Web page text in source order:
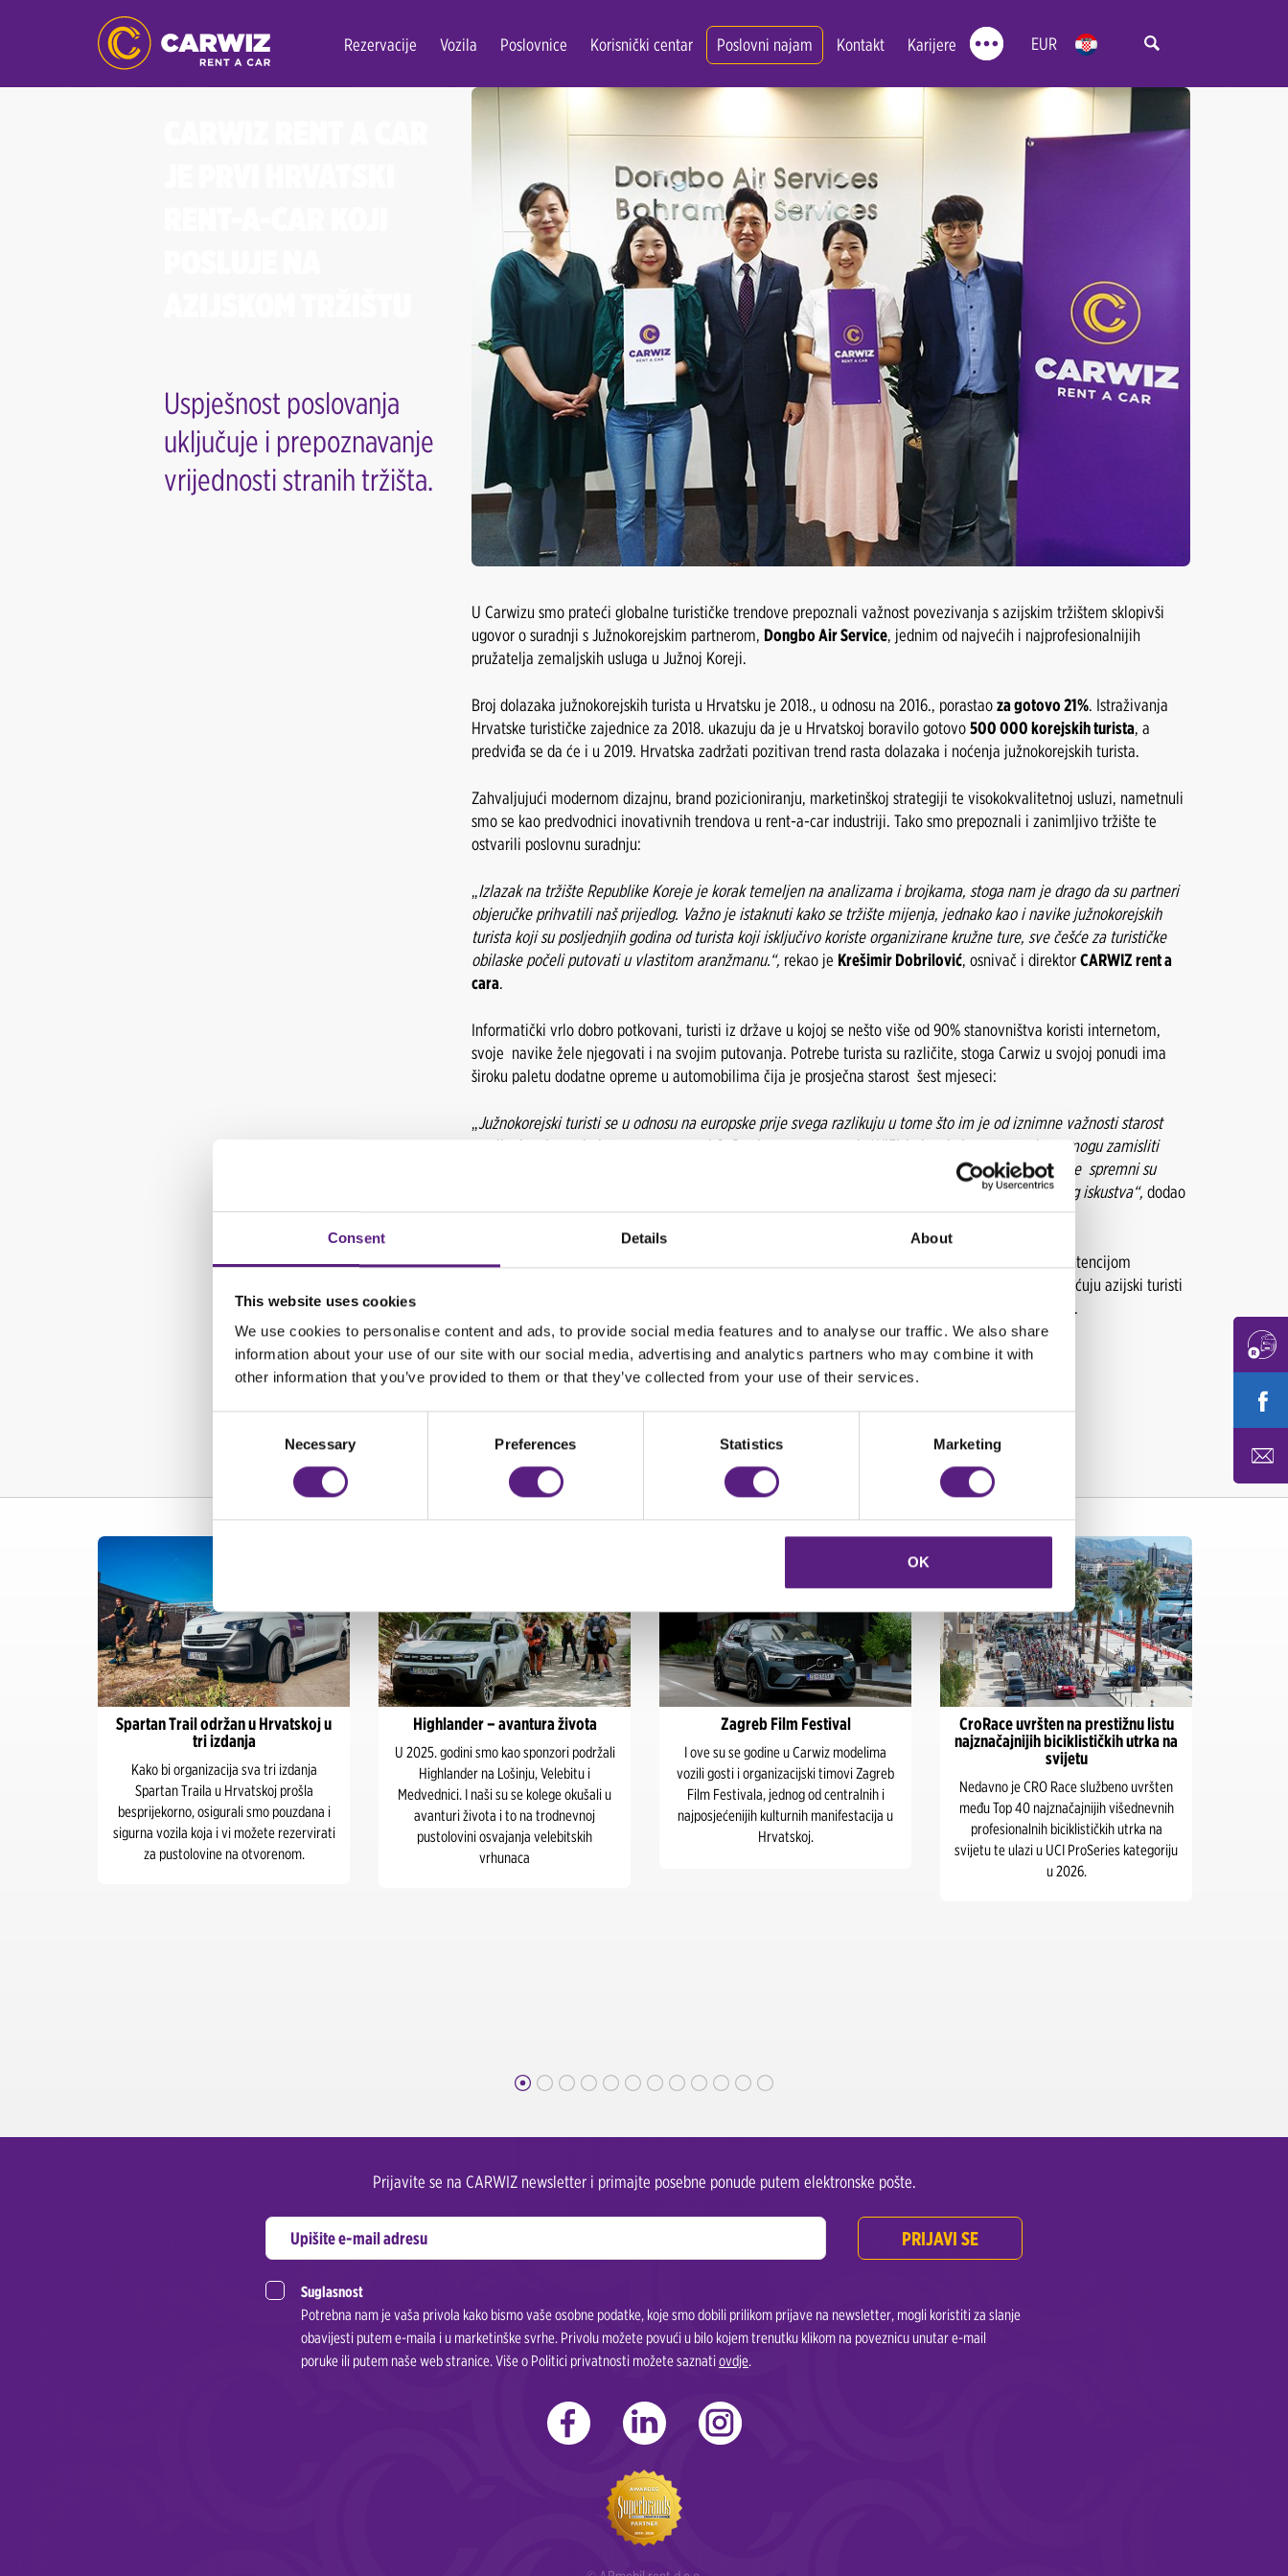
Consent Details About
This website uses cookies
We use cookies to personalise content and ads, to provide social media features and to analyse our traffic. We also share
information about your use of our site with our social media, advertising and analytics partners who may combine it with
other information that you’ve provided to them or that they’ve collected from your use of their services.
Necessary Preferences Statistics Marketing
OK
Rezervacije Vozila Poslovnice Korisnički centar Poslovni najam Kontakt Karijere EUR
Uspješnost poslovanja
uključuje i prepoznavanje
vrijednosti stranih tržišta.
U Carwizu smo prateći globalne turističke trendove prepoznali važnost povezivanja s azijskim tržištem sklopivši
ugovor o suradnji s Južnokorejskim partnerom, Dongbo Air Service, jednim od najvećih i najprofesionalnijih
pružatelja zemaljskih usluga u Južnoj Koreji.
Broj dolazaka južnokorejskih turista u Hrvatsku je 2018., u odnosu na 2016., porastaoza gotovo 21%. Istraživanja
Hrvatske turističke zajednice za 2018. ukazuju da je u Hrvatskoj boravilo gotovo500 000 korejskih turista, a
predviđa se da će i u 2019. Hrvatska zadržati pozitivan trend rasta dolazaka i noćenja južnokorejskih turista.
Zahvaljujući modernom dizajnu, brand pozicioniranju, marketinškoj strategiji te visokokvalitetnoj usluzi, nametnuli
smo se kao predvodnici inovativnih trendova u rent-a-car industriji. Tako smo prepoznali i zanimljivo tržište te
ostvarili poslovnu suradnju:
„Izlazak na tržište Republike Koreje je korak temeljen na analizama i brojkama, stoga nam je drago da su partneri
objeručke prihvatili naš prijedlog. Važno je istaknuti kako se tržište mijenja, jednako kao i navike južnokorejskih
turista koji su posljednjih godina od turista koji isključivo koriste organizirane kružne ture, sve češće za turističke
obilaske počeli putovati u vlastitom aranžmanu.“, rekao je Krešimir Dobrilović, osnivač i direktorCARWIZ rent a
cara.
Informatički vrlo dobro potkovani, turisti iz države u kojoj se nešto više od 90% stanovništva koristi internetom,
svoje navike žele njegovati i na svojim putovanja. Potrebe turista su različite, stoga Carwiz u svojoj ponudi ima
široku paletu dodatne opreme u automobilima čija je prosječna starost šest mjeseci:
„Južnokorejski turisti se u odnosu na europske prije svega razlikuju u tome što im je od iznimne važnosti starost
vozila, kao i sva dodatna oprema – od GoPro kamere pa sve do WiFi-ja bez kojeg gotovo da ne mogu zamisliti
život i putovanje. U odnosu na europske turiste, korejski su cjenovno manje osjetljivi i samim time spremni su
izdvojiti veći budžet kako bi na putovanju imali sve što im je potrebno za stvaranje nezaboravnog iskustva“, dodao
je Dobrilović.
Turisti iz azijskih zemalja najveći broj dolazaka bilježe u
s intencijom
. U gotovo jednakoj mjeri nas posjećuju azijski turisti
između 20 i 30 godina starosti, kao i oni koji pripadaju dobnoj skupini od 40 do 59 godina starosti.
Objava za medije
NATRAG
Spartan Trail održan u Hrvatskoj u
tri izdanja
Kako bi organizacija sva tri izdanja
Spartan Traila u Hrvatskoj prošla
besprijekorno, osigurali smo pouzdana i
sigurna vozila koja i vi možete rezervirati
za pustolovine na otvorenom.
Highlander – avantura života
U 2025. godini smo kao sponzori podržali
Highlander na Lošinju, Velebitu i
Medvednici. I naši su se kolege okušali u
avanturi života i to na trodnevnoj
pustolovini osvajanja velebitskih
vrhunaca
Zagreb Film Festival
I ove su se godine u Carwiz modelima
vozili gosti i organizacijski timovi Zagreb
Film Festivala, jednog od centralnih i
najposjećenijih kulturnih manifestacija u
Hrvatskoj.
CroRace uvršten na prestižnu listu
najznačajnijih biciklističkih utrka na
Nedavno je CRO Race službeno uvršten
među Top 40 najznačajnijih višednevnih
profesionalnih biciklističkih utrka na
svijetu te ulazi u UCI ProSeries kategoriju
Prijavite se na CARWIZ newsletter i primajte posebne ponude putem elektronske pošte.
PRIJAVI SE
Suglasnost
Potrebna nam je vaša privola kako bismo vaše osobne podatke, koje smo dobili prilikom prijave na newsletter, mogli koristiti za slanje
obavijesti putem e-maila i u marketinške svrhe. Privolu možete povući u bilo kojem trenutku klikom na poveznicu unutar e-mail
poruke ili putem naše web stranice. Više o Politici privatnosti možete saznatiovdje.